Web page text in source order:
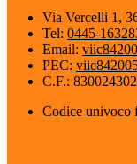
Via Vercelli 1,
Tel: 0445-
Email:
PEC:
C.F.:
Codice univoco